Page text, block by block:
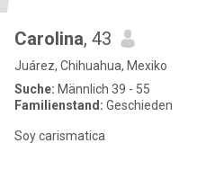
Carolina, 43
Juárez, Chihuahua, Mexiko
Suche: Männlich 39 - 55
Familienstand: Geschieden
Soy carismatica